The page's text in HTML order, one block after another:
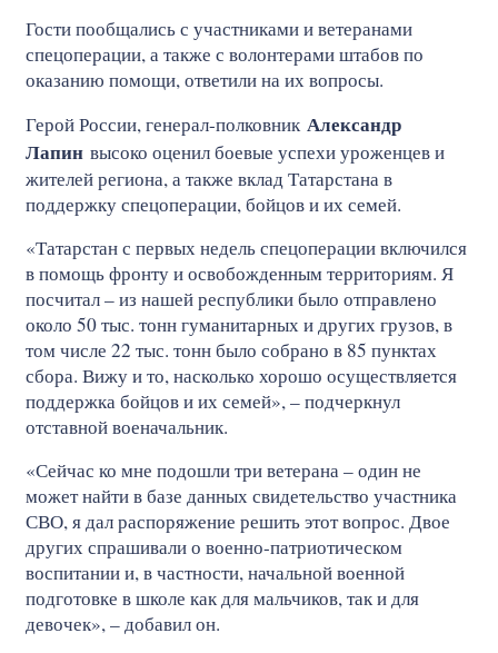
Гости пообщались с участниками и ветеранами
спецоперации, а также с волонтерами штабов по
оказанию помощи, ответили на их вопросы.
Герой России, генерал-полковник Александр
Лапин высоко оценил боевые успехи уроженцев и
жителей региона, а также вклад Татарстана в
поддержку спецоперации, бойцов и их семей.
«Татарстан с первых недель спецоперации включился
в помощь фронту и освобожденным территориям. Я
посчитал – из нашей республики было отправлено
около 50 тыс. тонн гуманитарных и других грузов, в
том числе 22 тыс. тонн было собрано в 85 пунктах
сбора. Вижу и то, насколько хорошо осуществляется
поддержка бойцов и их семей», – подчеркнул
отставной военачальник.
«Сейчас ко мне подошли три ветерана – один не
может найти в базе данных свидетельство участника
СВО, я дал распоряжение решить этот вопрос. Двое
других спрашивали о военно-патриотическом
воспитании и, в частности, начальной военной
подготовке в школе как для мальчиков, так и для
девочек», – добавил он.